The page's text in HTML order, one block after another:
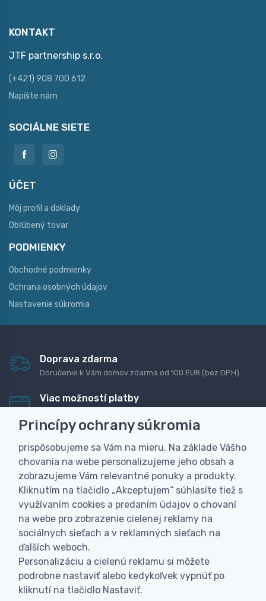
KONTAKT
JTF partnership s.r.o.
(+421) 908 700 612
Napíšte nám
SOCIÁLNE SIETE
ÚČET
Môj profil a doklady
Obľúbený tovar
PODMIENKY
Obchodné podmienky
Ochrana osobných údajov
Nastavenie súkromia
Doprava zdarma
Doručenie k Vám domov zdarma od 100 EUR (bez DPH)
Viac možností platby
dobierku
Personalizácia
Vyrobíme Vám vlastný originálny darček
Skúsenosť
Široký sortiment, z ktorého Vám pomôžeme vybrať
Princípy ochrany súkromia
prispôsobujeme sa Vám na mieru. Na základe Vášho
chovania na webe personalizujeme jeho obsah a
zobrazujeme Vám relevantné ponuky a produkty.
Kliknutím na tlačidlo „Akceptujem“ súhlasíte tiež s
využívaním cookies a predaním údajov o chovaní
na webe pro zobrazenie cielenej reklamy na
sociálnych sieťach a v reklamných sieťach na
ďalších weboch.
Personalizáciu a cielenú reklamu si môžete
podrobne nastaviť alebo kedykoľvek vypnúť po
kliknutí na tlačidlo Nastaviť.